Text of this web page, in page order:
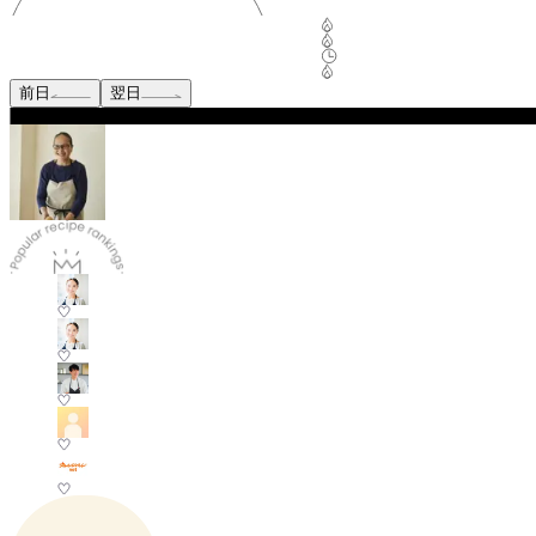
前日 翌日